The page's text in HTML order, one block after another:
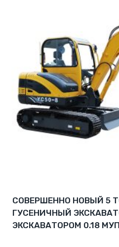
СОВЕРШЕННО НОВЫЙ 5
ГУСЕНИЧНЫЙ
ЭКСКАВАТОРОМ 0.18